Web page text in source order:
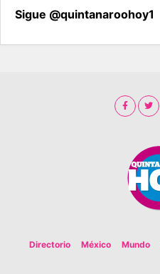
Sigue @quintanaroohoy1
Directorio México Mundo